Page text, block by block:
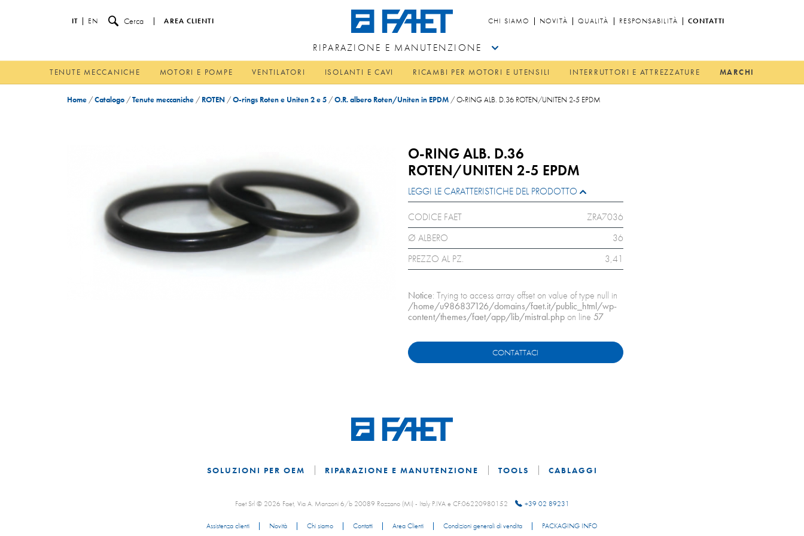
IT EN Cerca AREA CLIENTI CHI SIAMO NOVITÀ QUALITÀ RESPONSABILITÀ CONTATTI
RIPARAZIONE E MANUTENZIONE
TENUTE MECCANICHE MOTORI E POMPE VENTILATORI ISOLANTI E CAVI RICAMBI PER MOTORI E UTENSILI INTERRUTTORI E ATTREZZATURE MARCHI
Home /Catalogo /Tenute meccaniche / ROTEN /O-rings Roten e Uniten 2 e 5 /O.R. albero Roten/Uniten in EPDM /O-RING ALB. D.36 ROTEN/UNITEN 2-5 EPDM
O-RING ALB. D.36
ROTEN/UNITEN 2-5 EPDM
LEGGI LE CARATTERISTICHE DEL PRODOTTO
CODICE FAET
ZRA7036
Ø ALBERO
36
PREZZO AL PZ.
3,41
Notice: Trying to access array offset on value of type null in
/home/u986837126/domains/faet.it/public_html/wp-
content/themes/faet/app/lib/mistral.phpon line 57
CONTATTACI
SOLUZIONI PER OEM RIPARAZIONE E MANUTENZIONE TOOLS CABLAGGI
Faet Srl © 2026 Faet, Via A. Manzoni 6/b 20089 Rozzano (Mi) - Italy P.IVA e CF:06220980152 +39 02 89231
Assistenza clienti Novità Chi siamo Contatti Area Clienti Condizioni generali di vendita
PACKAGING INFO